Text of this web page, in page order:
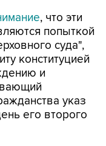
, что эти
попыткой
суда",
конституцией
и
указ
его второго